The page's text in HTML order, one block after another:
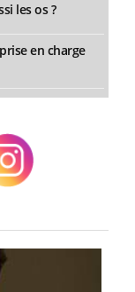
les os ?
en charge